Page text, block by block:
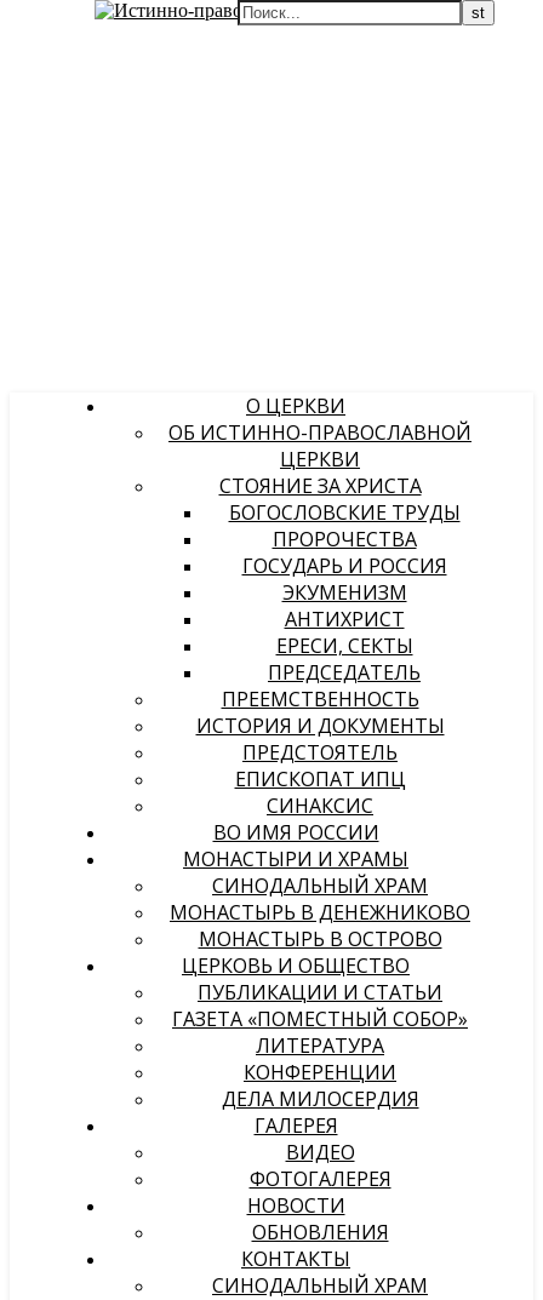
О ЦЕРКВИ
ОБ ИСТИННО-ПРАВОСЛАВНОЙ
ЦЕРКВИ
СТОЯНИЕ ЗА ХРИСТА
БОГОСЛОВСКИЕ ТРУДЫ
ПРОРОЧЕСТВА
ГОСУДАРЬ И РОССИЯ
ЭКУМЕНИЗМ
АНТИХРИСТ
ЕРЕСИ, СЕКТЫ
ПРЕДСЕДАТЕЛЬ
ПРЕЕМСТВЕННОСТЬ
ИСТОРИЯ И ДОКУМЕНТЫ
ПРЕДСТОЯТЕЛЬ
ЕПИСКОПАТ ИПЦ
СИНАКСИС
ВО ИМЯ РОССИИ
МОНАСТЫРИ И ХРАМЫ
СИНОДАЛЬНЫЙ ХРАМ
МОНАСТЫРЬ В ДЕНЕЖНИКОВО
МОНАСТЫРЬ В ОСТРОВО
ЦЕРКОВЬ И ОБЩЕСТВО
ПУБЛИКАЦИИ И СТАТЬИ
ГАЗЕТА «ПОМЕСТНЫЙ СОБОР»
ЛИТЕРАТУРА
КОНФЕРЕНЦИИ
ДЕЛА МИЛОСЕРДИЯ
ГАЛЕРЕЯ
ВИДЕО
ФОТОГАЛЕРЕЯ
НОВОСТИ
ОБНОВЛЕНИЯ
КОНТАКТЫ
СИНОДАЛЬНЫЙ ХРАМ